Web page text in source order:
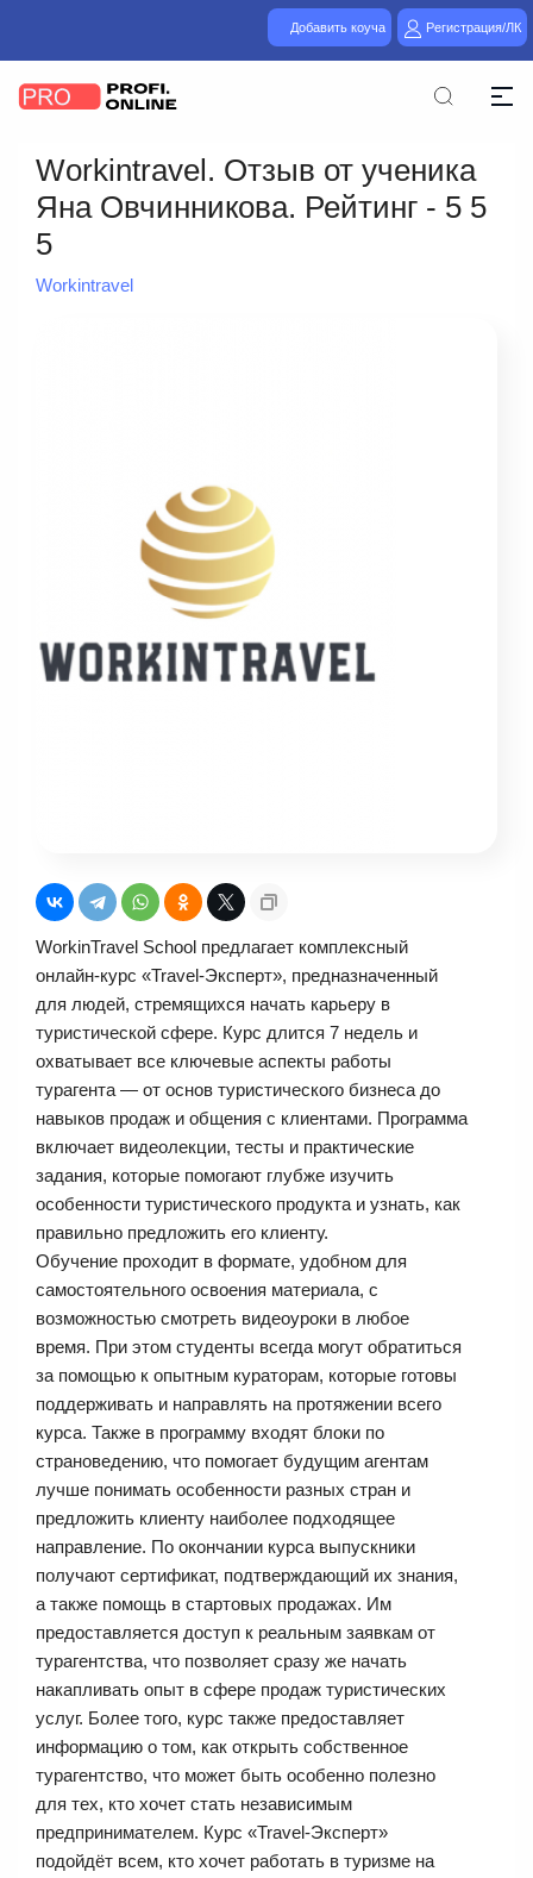
Добавить коуча Регистрация/ЛК
Workintravel. Отзыв от ученика
Яна Овчинникова. Рейтинг - 5 5
5
Workintravel
WorkinTravel School предлагает комплексный
онлайн-курс «Travel-Эксперт», предназначенный
для людей, стремящихся начать карьеру в
туристической сфере. Курс длится 7 недель и
охватывает все ключевые аспекты работы
турагента — от основ туристического бизнеса до
навыков продаж и общения с клиентами. Программа
включает видеолекции, тесты и практические
задания, которые помогают глубже изучить
особенности туристического продукта и узнать, как
правильно предложить его клиенту.
Обучение проходит в формате, удобном для
самостоятельного освоения материала, с
возможностью смотреть видеоуроки в любое
время. При этом студенты всегда могут обратиться
за помощью к опытным кураторам, которые готовы
поддерживать и направлять на протяжении всего
курса. Также в программу входят блоки по
страноведению, что помогает будущим агентам
лучше понимать особенности разных стран и
предложить клиенту наиболее подходящее
направление. По окончании курса выпускники
получают сертификат, подтверждающий их знания,
а также помощь в стартовых продажах. Им
предоставляется доступ к реальным заявкам от
турагентства, что позволяет сразу же начать
накапливать опыт в сфере продаж туристических
услуг. Более того, курс также предоставляет
информацию о том, как открыть собственное
турагентство, что может быть особенно полезно
для тех, кто хочет стать независимым
предпринимателем. Курс «Travel-Эксперт»
подойдёт всем, кто хочет работать в туризме на